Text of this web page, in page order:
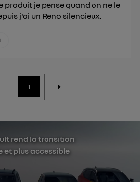
produit je pense quand on ne le
j'ai un Reno silencieux.
1
rend la transition
et plus accessible